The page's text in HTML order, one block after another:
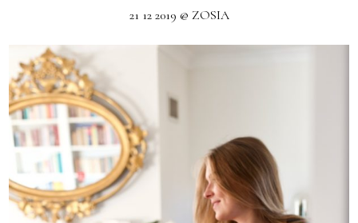
21 12 2019 @ ZOSIA